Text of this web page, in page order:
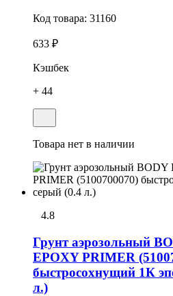
Код товара: 31160
633 ₽
Кэшбек
+ 44
Товара нет в наличии
4.8
Грунт аэрозольный
EPOXY PRIMER
быстросохнущий 1К
л.)